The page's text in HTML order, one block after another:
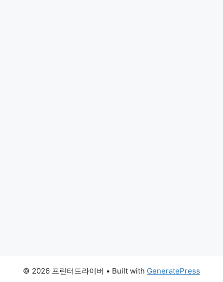
© 2026 프린터드라이버 • Built with GeneratePress